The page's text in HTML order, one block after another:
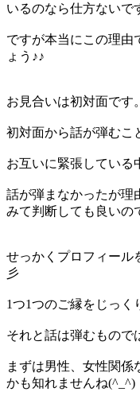
いるのなら仕方ないで
ですが本当にこの理由
ょう♪♪
お見合いは初対面です。
初対面から話が弾むこ
お互いに緊張している
話が弾まなかったが理
みて判断しても良いの
せっかくプロフィー
彡
1つ1つのご縁をじっ
それと話は弾むもので
まずは男性、女性関係
かも知れませんね(^_^)